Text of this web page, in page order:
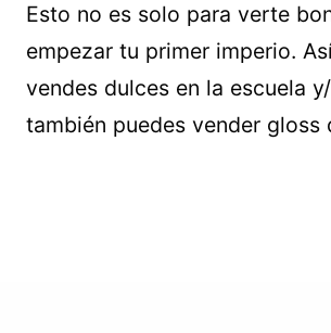
Esto no es solo para verte
empezar tu primer imperio.
vendes dulces en la escuela
también puedes vender gloss